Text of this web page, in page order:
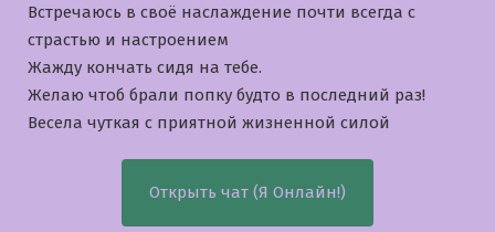
Встречаюсь в своё наслаждение почти всегда с
страстью и настроением
Жажду кончать сидя на тебе.
Желаю чтоб брали попку будто в последний раз!
Bесела чуткая с приятной жизненной силой
Открыть чат (Я Онлайн!)